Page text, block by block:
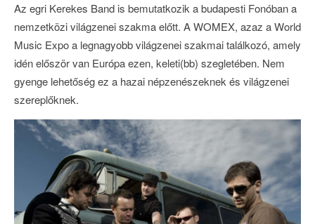
Az egri Kerekes Band is bemutatkozik a budapesti Fonóban a
nemzetközi világzenei szakma előtt. A WOMEX, azaz a World
Music Expo a legnagyobb világzenei szakmai találkozó, amely
idén először van Európa ezen, keleti(bb) szegletében. Nem
gyenge lehetőség ez a hazai népzenészeknek és világzenei
szereplőknek.